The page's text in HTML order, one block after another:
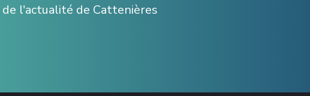
de l'actualité de Cattenières